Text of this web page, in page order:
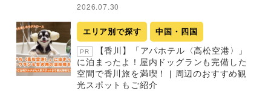
2026.07.30
エリア別で探す 中国・四国
PR
【香川】「アパホテル〈高松空港〉」
に泊まったよ！屋内ドッグランも完備した
空間で香川旅を満喫！ | 周辺のおすすめ観
光スポットもご紹介